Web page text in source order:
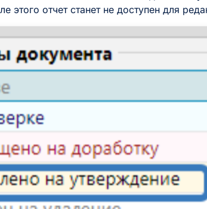
этого отчет станет не доступен для